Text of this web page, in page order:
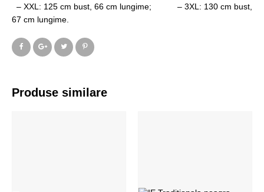
– XXL: 125 cm bust, 66 cm lungime; – 3XL: 130 cm bust,
67 cm lungime.
Produse similare